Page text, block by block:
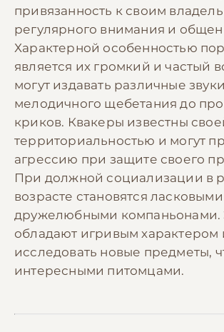
привязанность к своим
регулярного внимания и
Характерной особенностью
является их громкий и частый
могут издавать различные
мелодичного щебетания до
криков. Квакеры известны
территориальностью и могут
агрессию при защите своего
При должной социализации в
возрасте становятся
дружелюбными компаньонами.
обладают игривым характером
исследовать новые предметы,
интересными питомцами.